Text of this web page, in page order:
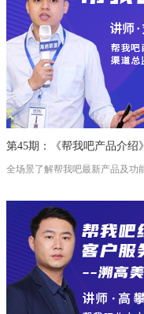
第45期：《帮我吧产品介绍》